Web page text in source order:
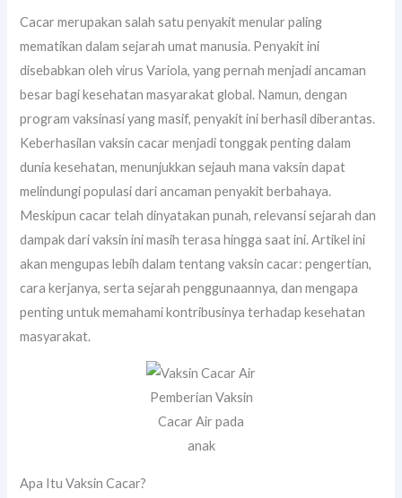
Cacar merupakan salah satu penyakit menular paling
mematikan dalam sejarah umat manusia. Penyakit ini
disebabkan oleh virus Variola, yang pernah menjadi ancaman
besar bagi kesehatan masyarakat global. Namun, dengan
program vaksinasi yang masif, penyakit ini berhasil diberantas.
Keberhasilan vaksin cacar menjadi tonggak penting dalam
dunia kesehatan, menunjukkan sejauh mana vaksin dapat
melindungi populasi dari ancaman penyakit berbahaya.
Meskipun cacar telah dinyatakan punah, relevansi sejarah dan
dampak dari vaksin ini masih terasa hingga saat ini. Artikel ini
akan mengupas lebih dalam tentang vaksin cacar: pengertian,
cara kerjanya, serta sejarah penggunaannya, dan mengapa
penting untuk memahami kontribusinya terhadap kesehatan
masyarakat.
Pemberian Vaksin
Cacar Air pada
anak
Apa Itu Vaksin Cacar?